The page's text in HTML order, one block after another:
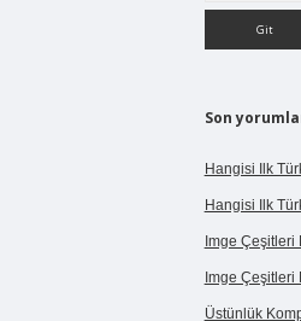
Son
Hangisi Ilk
Hangisi Ilk
Imge Çeşitleri
Imge Çeşitleri
Üstünlük